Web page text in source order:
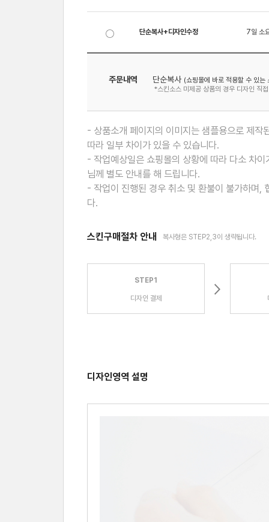
단순복사+디자인수정 7일 소
주문내역 단순복사 (쇼핑몰에 바로 적용할 수 있는
*스킨소스 미제공 상품의 경우 디자인 직
- 상품소개 페이지의 이미지는 샘플용으로 제작
따라 일부 차이가 있을 수 있습니다.
- 작업예상일은 쇼핑몰의 상황에 따라 다소 차
님께 별도 안내를 해 드립니다.
- 작업이 진행된 경우 취소 및 환불이 불가하며,
다.
스킨구매절차 안내 복사형은 STEP2,3이 생략됩니다.
STEP1
디자인 결제
디자인영역 설명